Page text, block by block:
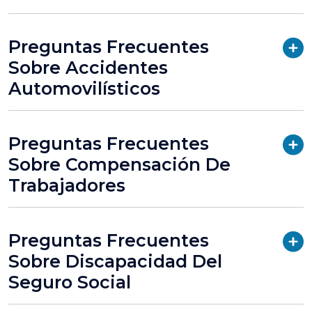
Preguntas Frecuentes
Sobre Accidentes
Automovilísticos
Preguntas Frecuentes
Sobre Compensación De
Trabajadores
Preguntas Frecuentes
Sobre Discapacidad Del
Seguro Social